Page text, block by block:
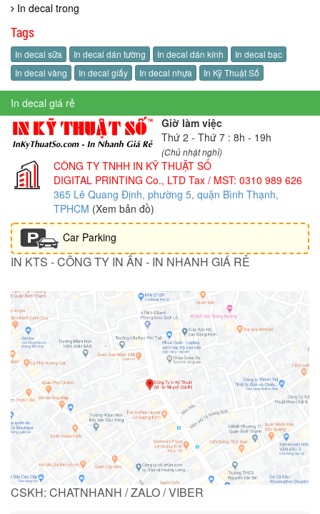
In decal trong
Tags
In decal sữa In decal dán tường In decal dán kính
In decal bạc
In decal vàng
In decal giấy In decal nhựa In Kỹ Thuật Số
In decal giá rẻ
Giờ làm việc
Thứ 2 - Thứ 7 : 8h - 19h
(Chủ nhật nghỉ)
CÔNG TY TNHH IN KỸ THUẬT SỐ
DIGITAL PRINTING Co., LTD Tax / MST: 0310 989 626
365 Lê Quang Định, phường 5, quận Bình Thạnh,
TPHCM (Xem bản đồ)
Car Parking
IN KTS - CÔNG TY IN ẤN - IN NHANH GIÁ RẺ
CSKH: CHATNHANH / ZALO / VIBER